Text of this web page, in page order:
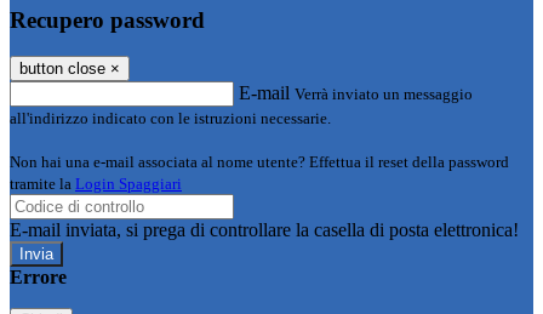
Recupero password
button close ×
E-mail Verrà inviato un messaggio
all'indirizzo indicato con le istruzioni necessarie.
Non hai una e-mail associata al nome utente? Effettua il reset della password
tramite la Login Spaggiari
E-mail inviata, si prega di controllare la casella di posta elettronica!
Errore